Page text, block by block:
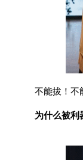
不能拔！不能
为什么被利